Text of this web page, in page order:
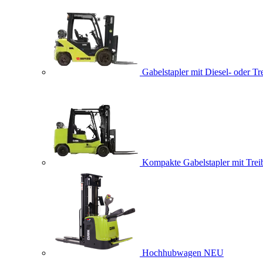
Gabelstapler mit Diesel- oder
Kompakte Gabelstapler mit
Hochhubwagen NEU